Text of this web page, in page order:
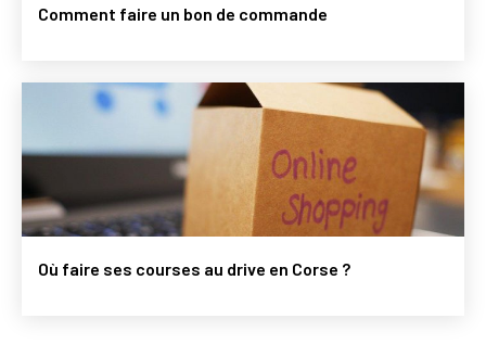
Comment faire un bon de commande
Où faire ses courses au drive en Corse ?